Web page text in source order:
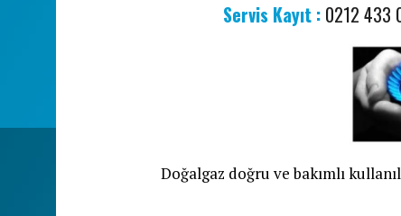
Servis Kayıt : 0212
Doğalgaz doğru ve bakımlı